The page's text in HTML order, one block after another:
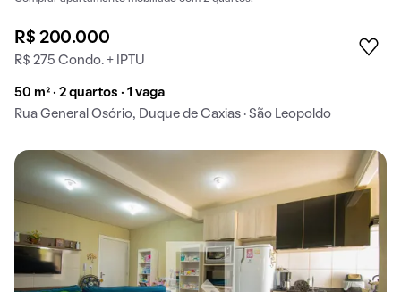
R$ 200.000
R$ 275 Condo. + IPTU
50 m² · 2 quartos · 1 vaga
Rua General Osório, Duque de Caxias · São Leopoldo